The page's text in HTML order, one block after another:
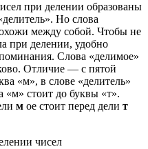
при делении образованы
Но слова
между собой. Чтобы не
при делении, удобно
Слова «делимое»
Отличие — с пятой
«м», в слове «делитель»
стоит до буквы «т».
м ое стоит перед дели т
чисел